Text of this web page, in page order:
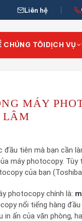
Liên hệ
CHÚNG TÔIDỊCH VỤ
MÁY
LÂM
đầu tiên mà bạn cần
máy photocopy.
của bạn
photocopy chính là:
nổi tiếng hàng
ấn của văn phòng,